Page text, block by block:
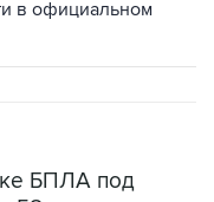
в официальном
БПЛА под